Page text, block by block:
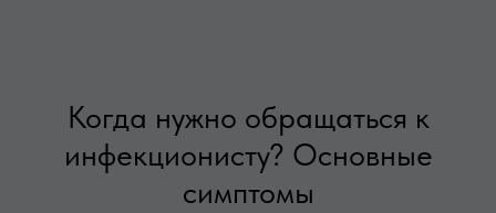
Когда нужно обращаться к
инфекционисту? Основные
симптомы